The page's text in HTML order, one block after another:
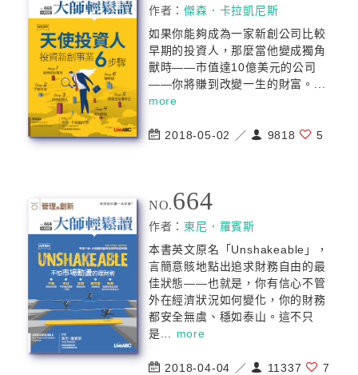
作者：傑森．卡拉凱尼斯
如果你能夠成為一家新創公司比較
早期的投資人，那麼當他變成獨角
獸時——市值達10億美元的公司
——你將賺到改變一生的財富。...
more
2018-05-02 ／ 9818 5
NO.664
作者： 東尼．羅賓斯
本書英文原名「Unshakeable」，
言簡意賅地點出追求財務自由的最
佳狀態——也就是，你有信心不管
外在經濟狀況如何變化，你的財務
都安全無虞、穩如泰山。這不只
是... more
2018-04-04 ／ 11337 7